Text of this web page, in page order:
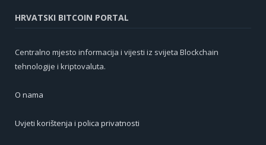
HRVATSKI BITCOIN PORTAL
Centralno mjesto informacija i vijesti iz svijeta Blockchain
tehnologije i kriptovaluta.
O nama
Uvjeti korištenja i polica privatnosti